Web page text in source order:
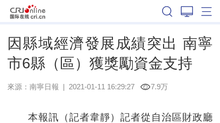
因縣域經濟發展成績突出 南寧
市6縣（區）獲獎勵資金支持
來源： 南寧日報 | 2021-01-11 16:29:27 7.9万
本報訊（記者韋靜）記者從自治區財政廳